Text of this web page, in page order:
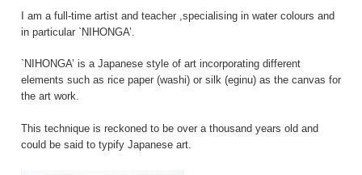
I am a full-time artist and teacher ,specialising in water colours and
in particular `NIHONGA’.
`NIHONGA’ is a Japanese style of art incorporating different
elements such as rice paper (washi) or silk (eginu) as the canvas for
the art work.
This technique is reckoned to be over a thousand years old and
could be said to typify Japanese art.